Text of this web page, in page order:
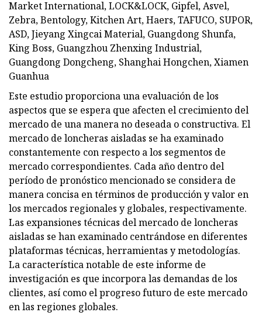
Market International, LOCK&LOCK, Gipfel, Asvel,
Zebra, Bentology, Kitchen Art, Haers, TAFUCO, SUPOR,
ASD, Jieyang Xingcai Material, Guangdong Shunfa,
King Boss, Guangzhou Zhenxing Industrial,
Guangdong Dongcheng, Shanghai Hongchen, Xiamen
Guanhua
Este estudio proporciona una evaluación de los
aspectos que se espera que afecten el crecimiento del
mercado de una manera no deseada o constructiva. El
mercado de loncheras aisladas se ha examinado
constantemente con respecto a los segmentos de
mercado correspondientes. Cada año dentro del
período de pronóstico mencionado se considera de
manera concisa en términos de producción y valor en
los mercados regionales y globales, respectivamente.
Las expansiones técnicas del mercado de loncheras
aisladas se han examinado centrándose en diferentes
plataformas técnicas, herramientas y metodologías.
La característica notable de este informe de
investigación es que incorpora las demandas de los
clientes, así como el progreso futuro de este mercado
en las regiones globales.